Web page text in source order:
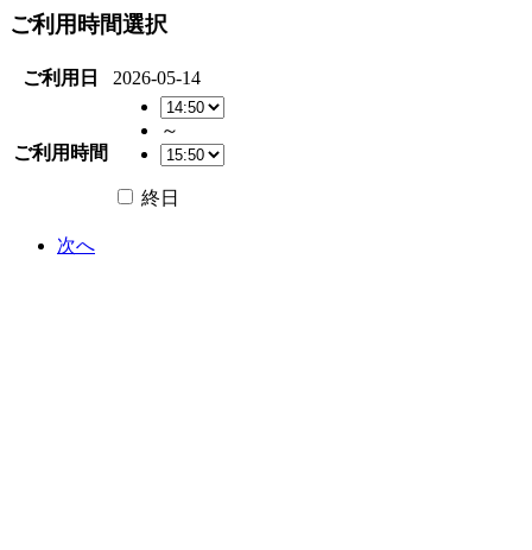
ご利用時間選択
ご利用日 2026-05-14
ご利用時間
～
終日
次へ